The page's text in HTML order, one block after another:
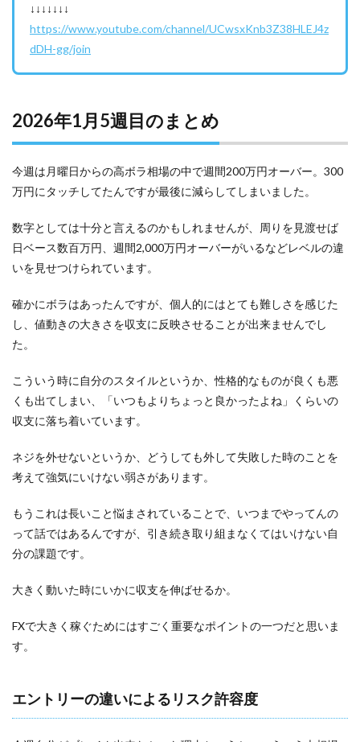
↓↓↓↓↓↓↓
https://www.youtube.com/channel/UCwsxKnb3Z38HLEJ4z
dDH-gg/join
2026年1月5週目のまとめ
今週は月曜日からの高ボラ相場の中で週間200万円オーバー。300
万円にタッチしてたんですが最後に減らしてしまいました。
数字としては十分と言えるのかもしれませんが、周りを見渡せば
日ベース数百万円、週間2,000万円オーバーがいるなどレベルの違
いを見せつけられています。
確かにボラはあったんですが、個人的にはとても難しさを感じた
し、値動きの大きさを収支に反映させることが出来ませんでし
た。
こういう時に自分のスタイルというか、性格的なものが良くも悪
くも出てしまい、「いつもよりちょっと良かったよね」くらいの
収支に落ち着いています。
ネジを外せないというか、どうしても外して失敗した時のことを
考えて強気にいけない弱さがあります。
もうこれは長いこと悩まされていることで、いつまでやってんの
って話ではあるんですが、引き続き取り組まなくてはいけない自
分の課題です。
大きく動いた時にいかに収支を伸ばせるか。
FXで大きく稼ぐためにはすごく重要なポイントの一つだと思いま
す。
エントリーの違いによるリスク許容度